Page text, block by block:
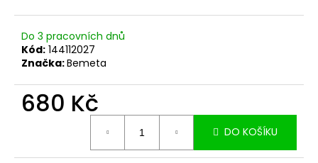
Do 3 pracovních dnů
Kód: 144112027
Značka:Bemeta
680 Kč
DO KOŠÍKU
r
u
č
u
j
m